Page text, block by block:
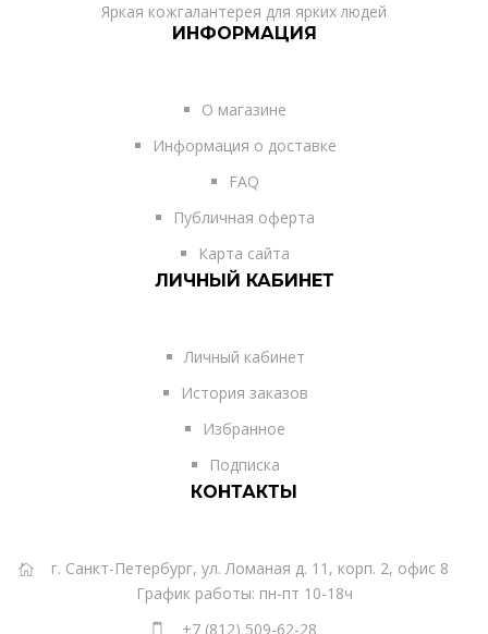
Яркая кожгалантерея для ярких людей
ИНФОРМАЦИЯ
О магазине
Информация о доставке
FAQ
Публичная оферта
Карта сайта
ЛИЧНЫЙ КАБИНЕТ
Личный кабинет
История заказов
Избранное
Подписка
КОНТАКТЫ
г. Санкт-Петербург, ул. Ломаная д. 11, корп. 2, офис 8
График работы: пн-пт 10-18ч
+7 (812) 509-62-28